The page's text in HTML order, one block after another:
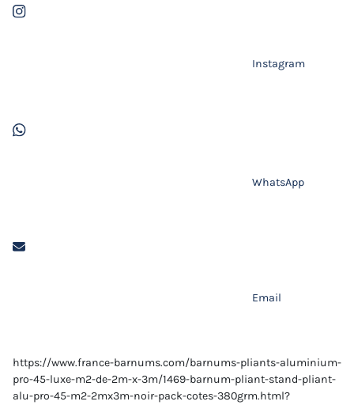
Instagram
WhatsApp
Email
https://www.france-barnums.com/barnums-pliants-aluminium-
pro-45-luxe-m2-de-2m-x-3m/1469-barnum-pliant-stand-pliant-
alu-pro-45-m2-2mx3m-noir-pack-cotes-380grm.html?